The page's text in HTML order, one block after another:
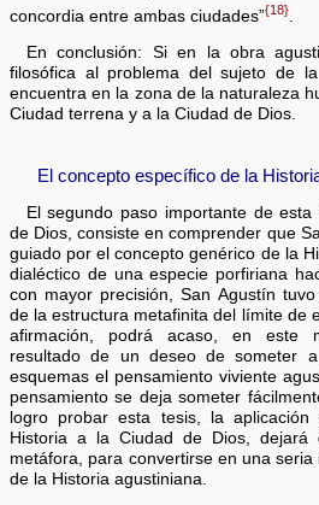
concordia entre ambas ciudades”{18}
En conclusión: Si en la obra
filosófica al problema del sujeto de
encuentra en la zona de la naturaleza
Ciudad terrena y a la Ciudad de Dios.
El concepto específico de la
El segundo paso importante de
de Dios, consiste en comprender que
guiado por el concepto genérico de la
dialéctico de una especie porfiriana
con mayor precisión, San Agustín
de la estructura metafinita del límite de
afirmación, podrá acaso, en este
resultado de un deseo de someter
esquemas el pensamiento viviente
pensamiento se deja someter
logro probar esta tesis, la
Historia a la Ciudad de Dios,
metáfora, para convertirse en una
de la Historia agustiniana.